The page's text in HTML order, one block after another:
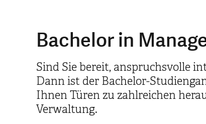
Bachelor in
Sind Sie bereit, anspruchsvolle
Dann ist der Bachelor-
Ihnen Türen zu zahlreichen
Verwaltung.